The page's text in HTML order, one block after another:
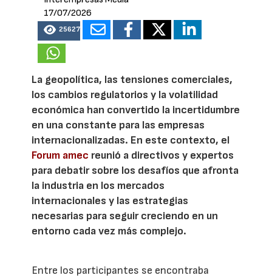
17/07/2026
25627
La geopolítica, las tensiones comerciales,
los cambios regulatorios y la volatilidad
económica han convertido la incertidumbre
en una constante para las empresas
internacionalizadas. En este contexto, el
Forum amec reunió a directivos y expertos
para debatir sobre los desafíos que afronta
la industria en los mercados
internacionales y las estrategias
necesarias para seguir creciendo en un
entorno cada vez más complejo.
Entre los participantes se encontraba